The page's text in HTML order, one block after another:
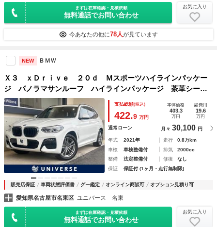
まずは在庫確認・見積依頼
無料通話でお問い合わせ
お気に入り
今あなたの他に78人が見ています
NEW ＢＭＷ
Ｘ３ ｘＤｒｉｖｅ ２０ｄ Ｍスポーツハイラインパッケー
ジ パノラマサンルーフ ハイラインパッケージ 茶革シー
ト ＡｐｐｌｅＣａｒＰｌａｙ 純正ナビ 全周囲カメラ 全
席シートヒーター メモリー付パワーシート パワーバックド
ア ＥＴＣ車載器 禁煙車 １オーナー
支払総額(税込)
422.9 万円
本体価格
403.3
万円
諸費用
19.6
万円
通常ローン 月々 30,100 円
年式 2021年 走行
0.8万km
車検
車検整備付 排気
2000cc
整備
法定整備付 修復
なし
保証
保証付 (1ヶ月・走行無制限)
販売店保証 車両状態評価書 グー鑑定 オンライン商談可 オプション見積り可
愛知県名古屋市名東区 ユニバース 名東
まずは在庫確認・見積依頼
無料通話でお問い合わせ
お気に入り